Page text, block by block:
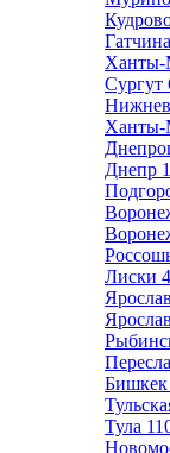
Гатчина
Ханты-
Сургут
Ханты-
Днепр
Лиски 4
Бишкек
Тула